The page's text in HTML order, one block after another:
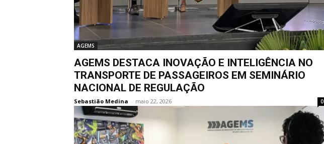
AGEMS
AGEMS DESTACA INOVAÇÃO E INTELIGÊNCIA NO
TRANSPORTE DE PASSAGEIROS EM SEMINÁRIO
NACIONAL DE REGULAÇÃO
Sebastião Medina - maio 22, 2026 0